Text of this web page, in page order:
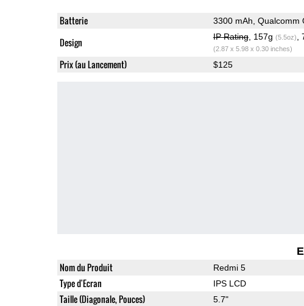
Batterie 3300 mAh, Qualcomm
Design IP Rating, 157g (5.5oz)
(2.87 x 5.98 x 0.30 inches)
Prix (au Lancement) $125
Nom du Produit Redmi 5
Type d'Ecran IPS LCD
Taille (Diagonale, Pouces) 5.7"